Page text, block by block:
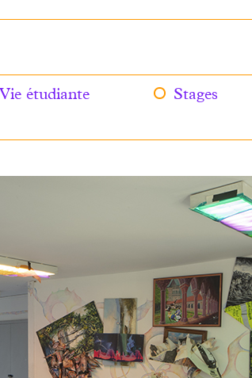
Vie étudiante Stages